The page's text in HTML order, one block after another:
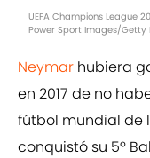
UEFA Champions League
Power Sport Images/Getty
Neymar hubiera
en 2017 de no
fútbol mundial de
conquistó su 5º